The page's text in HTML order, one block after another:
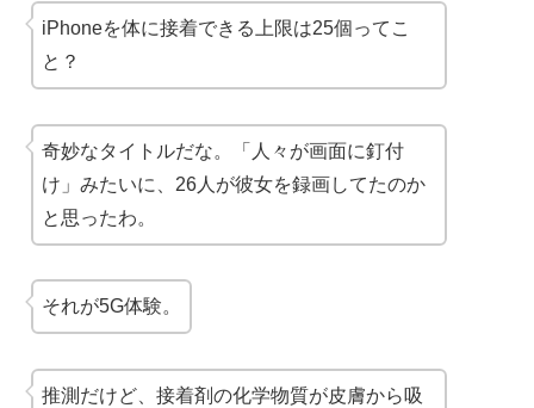
iPhoneを体に接着できる上限は25個ってこ
と？
奇妙なタイトルだな。「人々が画面に釘付
け」みたいに、26人が彼女を録画してたのか
と思ったわ。
それが5G体験。
推測だけど、接着剤の化学物質が皮膚から吸